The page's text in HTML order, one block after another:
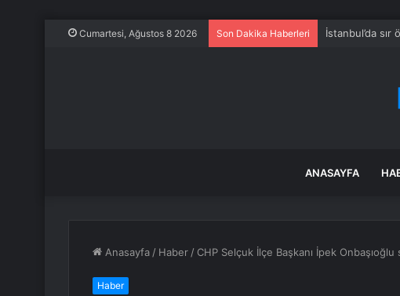
Cumartesi, Ağustos 8 2026 Son Dakika Haberleri İstanbul’da sır
ANASAYFA
Anasayfa / Haber / CHP Selçuk İlçe Başkanı İpek Onbaşıoğlu
Haber